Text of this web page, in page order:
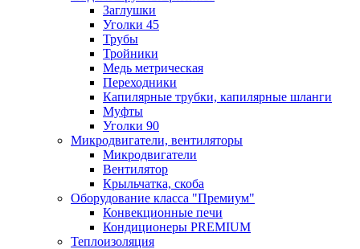
Заглушки
Уголки 45
Трубы
Тройники
Медь метрическая
Переходники
Капилярные трубки, капилярные шланги
Муфты
Уголки 90
Микродвигатели, вентиляторы
Микродвигатели
Вентилятор
Крыльчатка, скоба
Оборудование класса "Премиум"
Конвекционные печи
Кондиционеры PREMIUM
Теплоизоляция